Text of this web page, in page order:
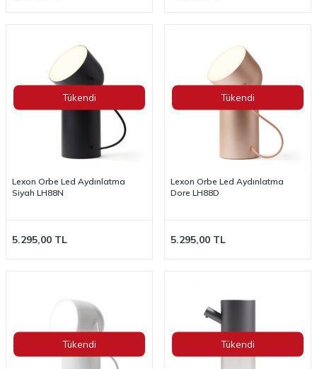
Tükendi
Lexon Orbe Led Aydınlatma
Siyah LH88N
5.295,00 TL
Tükendi
Lexon Orbe Led Aydınlatma
Dore LH88D
5.295,00 TL
Tükendi Tükendi